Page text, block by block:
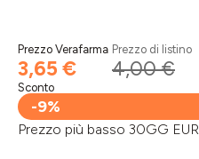
Prezzo Verafarma
3,65 €
Prezzo di listino
4,00 €
Sconto
-9%
Prezzo più basso 30GG EUR